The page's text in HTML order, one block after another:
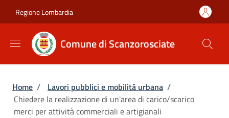
Regione Lombardia
Comune di Scanzorosciate
Briciole di pane
Home / Lavori pubblici e mobilità urbana /
Chiedere la realizzazione di un'area di carico/scarico
merci per attività commerciali e artigianali